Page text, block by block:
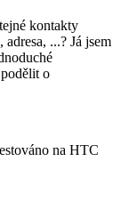
kontakty
...? Já jsem
o
na HTC